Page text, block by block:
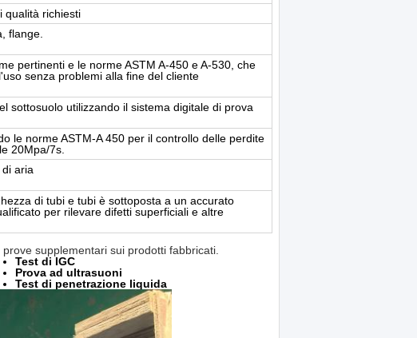
qualità richiesti
flange.
pertinenti e le norme ASTM A-450 e A-530, che
senza problemi alla fine del cliente
sottosuolo utilizzando il sistema digitale di prova
le norme ASTM-A 450 per il controllo delle perdite
20Mpa/7s.
aria
di tubi e tubi è sottoposta a un accurato
per rilevare difetti superficiali e altre
supplementari sui prodotti fabbricati.
Test di IGC
Prova ad ultrasuoni
Test di penetrazione liquida